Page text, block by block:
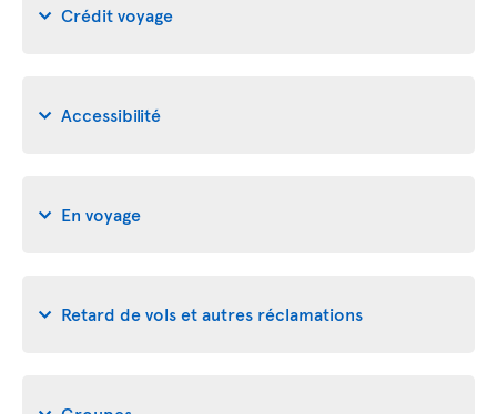
Crédit voyage
Accessibilité
En voyage
Retard de vols et autres réclamations